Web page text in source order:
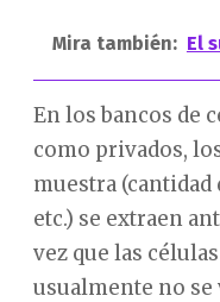
Mira también: El
En los bancos de
como privados,
muestra
etc.) se extraen
vez que las
usualmente no